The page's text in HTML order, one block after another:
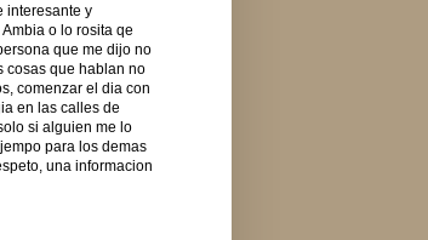
interesante y
o lo rosita qe
que me dijo no
cosas que hablan no
comenzar el dia con
en las calles de
si alguien me lo
para los demas
una informacion